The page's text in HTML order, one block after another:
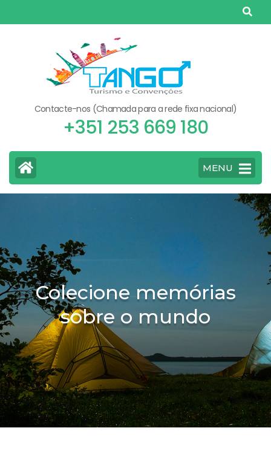
to
Contacte-nos (Chamada para a rede fixa nacional)
+351 253 669 180
MENU
Colecione memórias
sobre o mundo